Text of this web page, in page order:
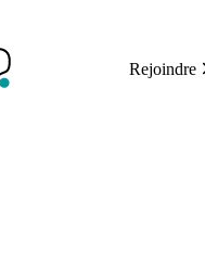
Rejoindre